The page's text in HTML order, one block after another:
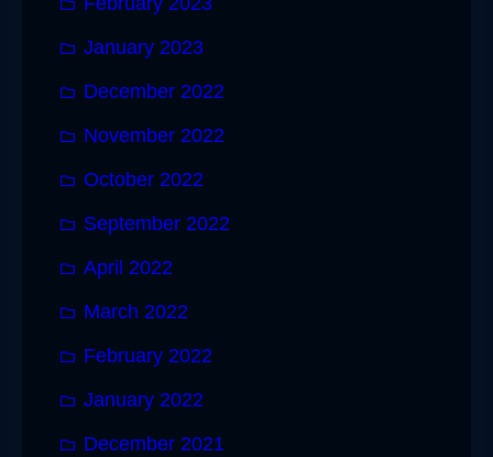
January 2023
December 2022
November 2022
October 2022
September 2022
April 2022
March 2022
February 2022
January 2022
December 2021